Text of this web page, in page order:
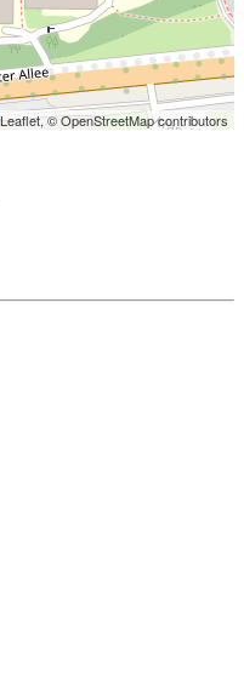
© OpenStreetMap contributors